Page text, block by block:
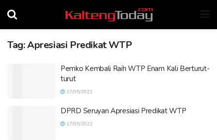
Tag:Apresiasi Predikat WTP
Pemko Kembali Raih WTP Enam Kali Berturut-
turut
17/05/2022
DPRD Seruyan Apresiasi Predikat WTP
17/05/2022